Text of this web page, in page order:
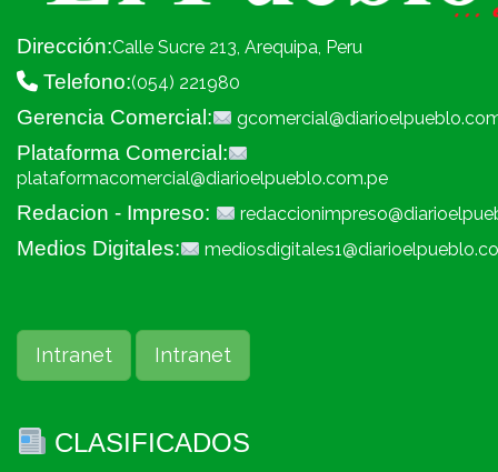
Dirección:Calle Sucre 213, Arequipa, Peru
Telefono:(054) 221980
Gerencia Comercial:
Plataforma Comercial:
plataformacomercial@diarioelpueblo.com.pe
Redacion - Impreso:
Medios Digitales:
Intranet Intranet
CLASIFICADOS